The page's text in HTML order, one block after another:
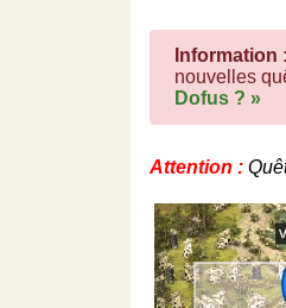
Information :
nouvelles
Dofus ? »
Attention :